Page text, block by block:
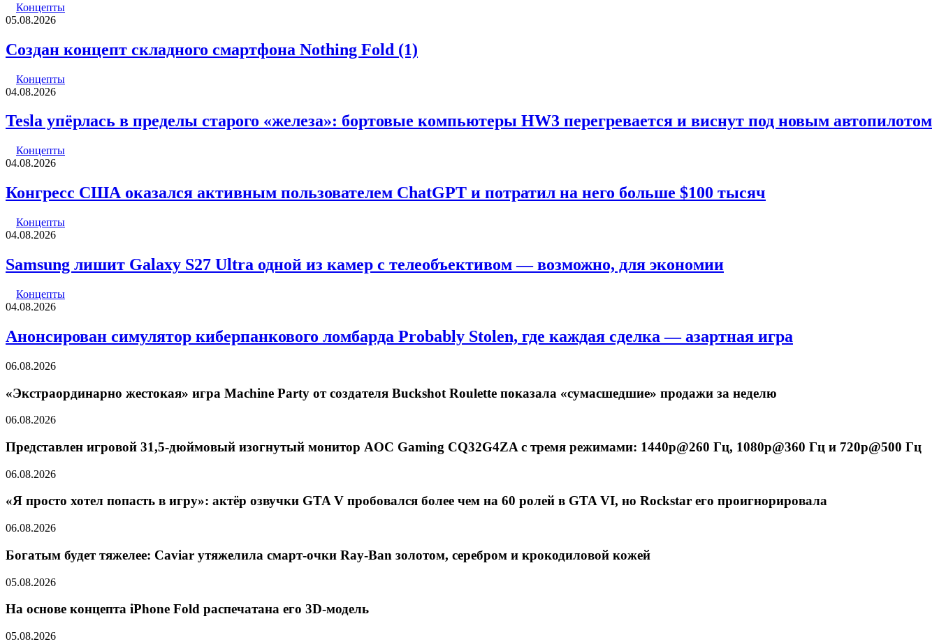
Концепты
05.08.2026
Создан концепт складного смартфона Nothing Fold (1)
Концепты
04.08.2026
Tesla упёрлась в пределы старого «железа»: бортовые компьютеры HW3 перегревается и виснут под новым автопилотом
Концепты
04.08.2026
Конгресс США оказался активным пользователем ChatGPT и потратил на него больше $100 тысяч
Концепты
04.08.2026
Samsung лишит Galaxy S27 Ultra одной из камер с телеобъективом — возможно, для экономии
Концепты
04.08.2026
Анонсирован симулятор киберпанкового ломбарда Probably Stolen, где каждая сделка — азартная игра
06.08.2026
«Экстраординарно жестокая» игра Machine Party от создателя Buckshot Roulette показала «сумасшедшие» продажи за неделю
06.08.2026
Представлен игровой 31,5-дюймовый изогнутый монитор AOC Gaming CQ32G4ZA с тремя режимами: 1440p@260 Гц, 1080p@360 Гц и 720p@500 Гц
06.08.2026
«Я просто хотел попасть в игру»: актёр озвучки GTA V пробовался более чем на 60 ролей в GTA VI, но Rockstar его проигнорировала
06.08.2026
Богатым будет тяжелее: Caviar утяжелила смарт-очки Ray-Ban золотом, серебром и крокодиловой кожей
05.08.2026
На основе концепта iPhone Fold распечатана его 3D-модель
05.08.2026